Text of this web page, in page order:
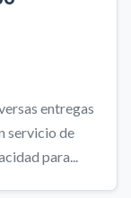
entregas
servicio de
para...